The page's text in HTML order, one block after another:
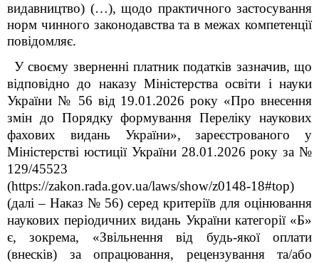
видавництво) (…), щодо практичного застосування
норм чинного законодавства та в межах компетенції
повідомляє.
У своєму зверненні платник податків зазначив, що
відповідно до наказу Міністерства освіти і науки
України № 56 від 19.01.2026 року «Про внесення
змін до Порядку формування Переліку наукових
фахових видань України», зареєстрованого у
Міністерстві юстиції України 28.01.2026 року за №
129/45523
(https://zakon.rada.gov.ua/laws/show/z0148-18#top)
(далі – Наказ № 56) серед критеріїв для оцінювання
наукових періодичних видань України категорії «Б»
є, зокрема, «Звільнення від будь-якої оплати
(внесків) за опрацювання, рецензування та/або